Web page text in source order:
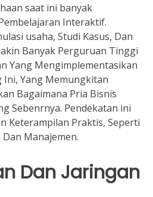
saat ini banyak
Interaktif.
usaha, Studi Kasus, Dan
Banyak Perguruan Tinggi
Yang Mengimplementasikan
Ini, Yang Memungkitan
Bagaimana Pria Bisnis
Sebenrnya. Pendekatan ini
Keterampilan Praktis, Seperti
Manajemen.
Dan Jaringan